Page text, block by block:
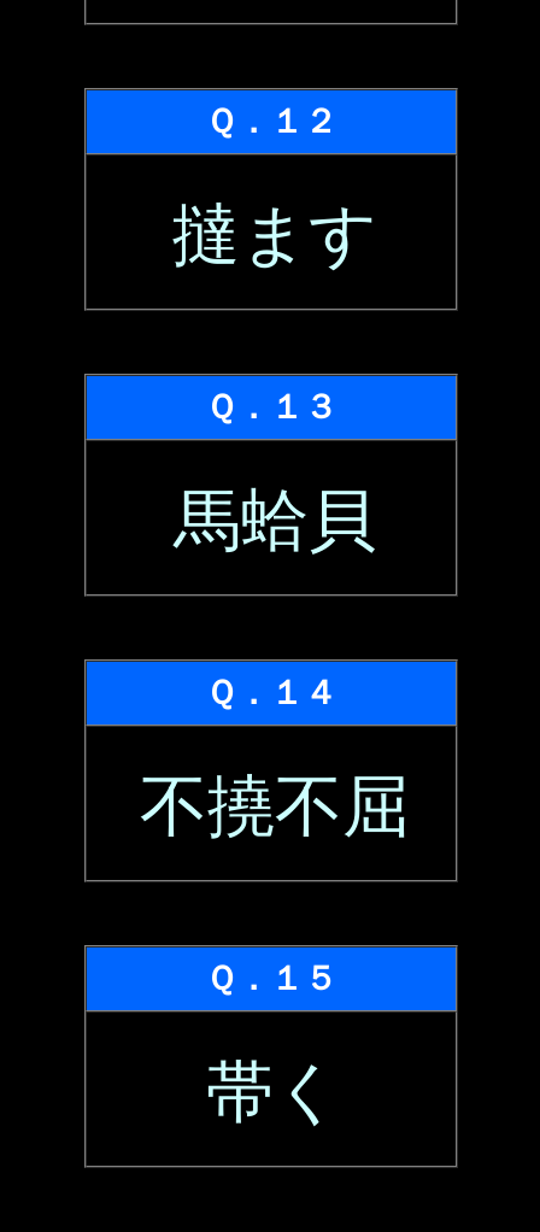
Ｑ．１２
撻ます
Ｑ．１３
馬蛤貝
Ｑ．１４
不撓不屈
Ｑ．１５
帯く